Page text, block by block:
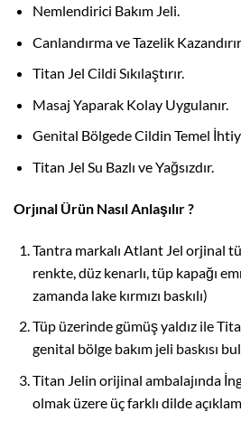
Nemlendirici Bakım Jeli.
Canlandırma ve Tazelik Kazandırır.
Titan Jel Cildi Sıkılaştırır.
Masaj Yaparak Kolay Uygulanır.
Genital Bölgede Cildin Temel
Titan Jel Su Bazlı ve Yağsızdır.
Orjınal Ürün Nasıl Anlaşılır ?
Tantra markalı Atlant Jel orjinal
renkte, düz kenarlı, tüp kapağı
zamanda lake kırmızı baskılı)
Tüp üzerinde gümüş yaldız ile
genital bölge bakım jeli baskısı
Titan Jelin orijinal ambalajında
olmak üzere üç farklı dilde